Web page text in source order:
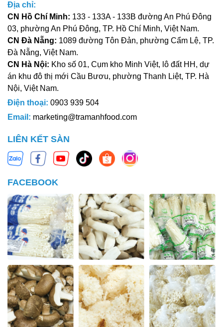
Địa chỉ:
CN Hồ Chí Minh: 133 - 133A - 133B đường An Phú Đông
03, phường An Phú Đông, TP. Hồ Chí Minh, Việt Nam.
CN Đà Nẵng: 1089 đường Tôn Đản, phường Cẩm Lệ, TP.
Đà Nẵng, Việt Nam.
CN Hà Nội: Kho số 01, Cụm kho Minh Việt, lô đất HH, dự
án khu đô thị mới Cầu Bươu, phường Thanh Liệt, TP. Hà
Nội, Việt Nam.
Điện thoại: 0903 939 504
Email: marketing@tramanhfood.com
LIÊN KẾT SÀN
FACEBOOK